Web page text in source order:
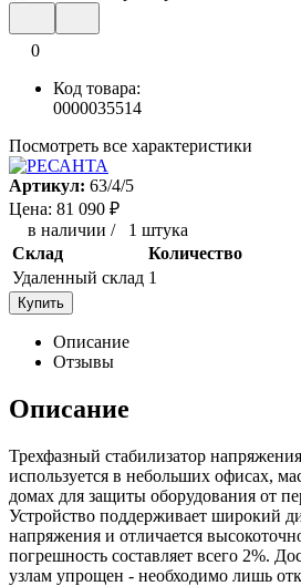
0
Код товара:
0000035514
Посмотреть все характеристики
Артикул: 63/4/5
Цена: 81 090 ₽
в наличии / 1 штука
Склад
Количество
Удаленный склад 1
Купить
Описание
Отзывы
Описание
Трехфазный стабилизатор
используется в небольших офисах,
домах для защиты оборудования от
Устройство поддерживает широкий
напряжения и отличается
погрешность составляет всего 2%.
узлам упрощен - необходимо лишь